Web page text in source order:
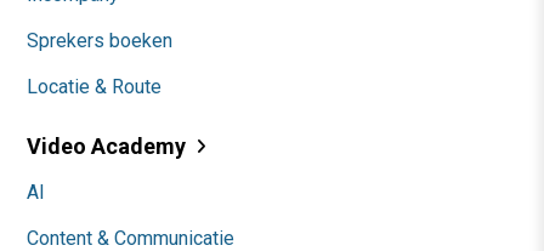
Sprekers boeken
Locatie & Route
Video Academy
AI
Content & Communicatie